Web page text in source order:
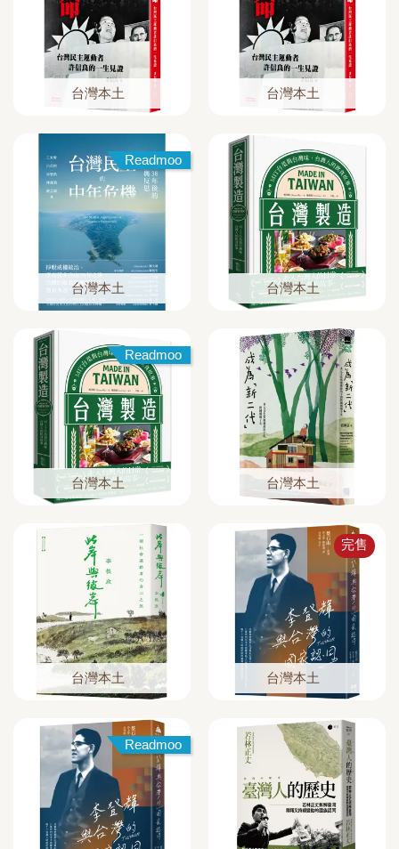
台灣本土 台灣本土
Readmoo
台灣本土 台灣本土
Readmoo
台灣本土 台灣本土
台灣本土
完售
台灣本土
Readmoo